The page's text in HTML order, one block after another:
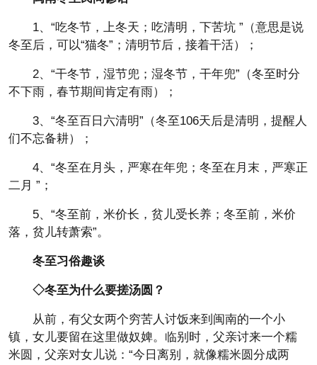
1、“吃冬节，上冬天；吃清明，下苦坑 ”（意思是说
冬至后，可以“猫冬”；清明节后，接着干活）；
2、“干冬节，湿节兜；湿冬节，干年兜”（冬至时分
不下雨，春节期间肯定有雨）；
3、“冬至百日六清明”（冬至106天后是清明，提醒人
们不忘备耕）；
4、“冬至在月头，严寒在年兜；冬至在月末，严寒正
二月 ”；
5、“冬至前，米价长，贫儿受长养；冬至前，米价
落，贫儿转萧索”。
冬至习俗趣谈
◇冬至为什么要搓汤圆？
从前，有父女两个穷苦人讨饭来到闽南的一个小
镇，女儿要留在这里做奴婢。临别时，父亲讨来一个糯
米圆，父亲对女儿说：“今日离别，就像糯米圆分成两